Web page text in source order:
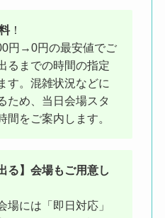
が見える交差点を
バブのお店の手前
！
円→0円の最安値でご
るまでの時間の指定
す。混雑状況などに
ため、当日会場スタ
間をご案内します。
る】会場もご用意し
場には「即日対応」